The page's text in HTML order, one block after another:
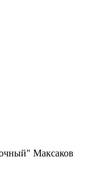
Максаков